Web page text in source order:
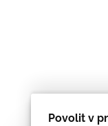
Povolit v